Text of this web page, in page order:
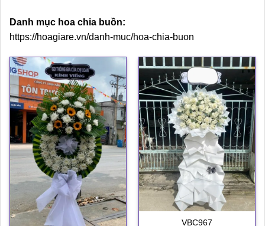
Danh mục hoa chia buồn:
https://hoagiare.vn/danh-muc/hoa-chia-buon
VBC967